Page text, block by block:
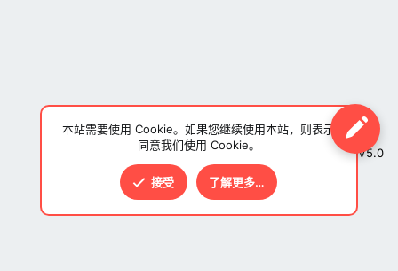
V5.0
本站需要使用 Cookie。如果您继续使用本站，则表示
同意我们使用 Cookie。
接受 了解更多…